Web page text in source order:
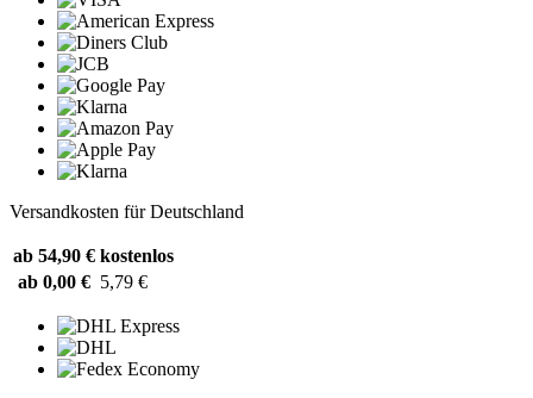
Versandkosten für Deutschland
ab 54,90 € kostenlos
ab 0,00 € 5,79 €